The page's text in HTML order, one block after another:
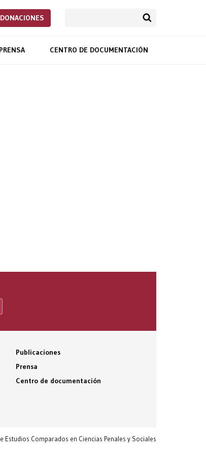
DONACIONES
PRENSA CENTRO DE DOCUMENTACIÓN
Publicaciones
Prensa
Centro de documentación
Estudios Comparados en Ciencias Penales y Sociales